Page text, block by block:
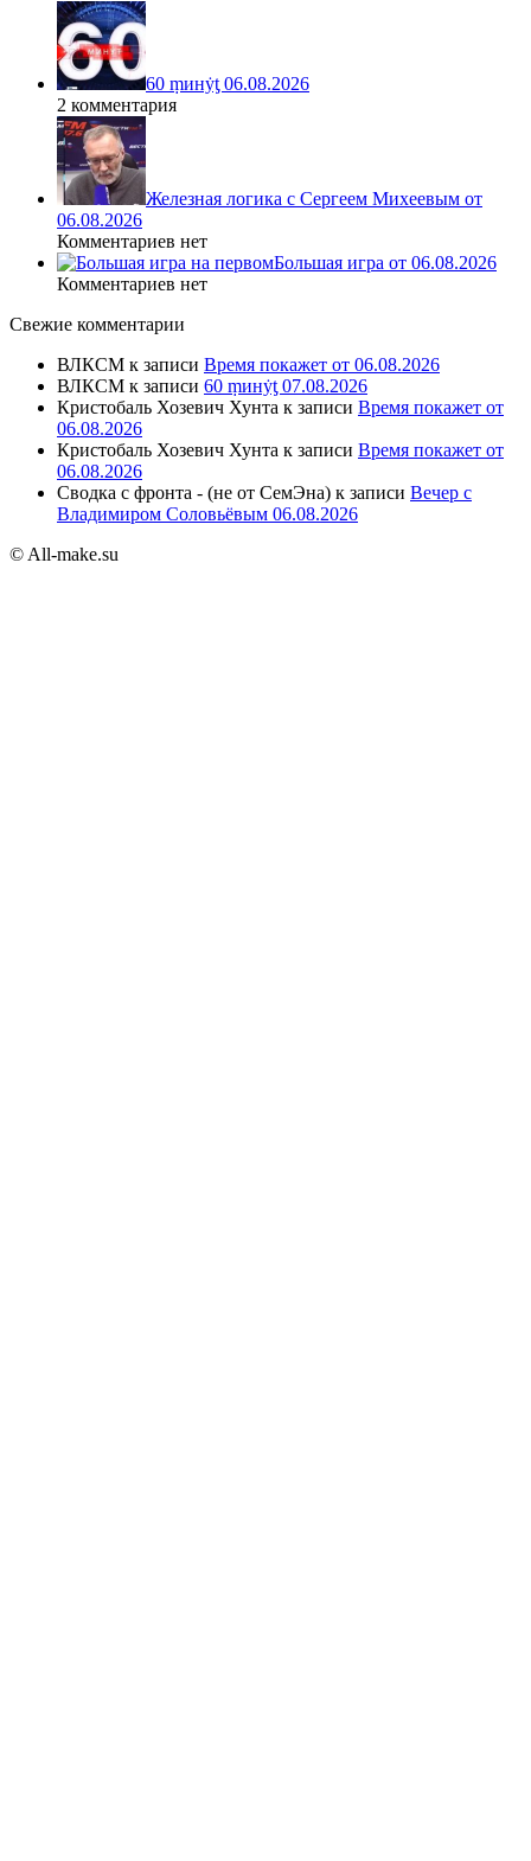
60 ṃинẏƫ 06.08.2026
2 комментария
Железная логика с Сергеем Михеевым от
06.08.2026
Комментариев нет
Большая игра от 06.08.2026
Комментариев нет
Свежие комментарии
ВЛКСМ к записи Время покажет от 06.08.2026
ВЛКСМ к записи 60 ṃинẏƫ 07.08.2026
Кристобаль Хозевич Хунта к записи Время покажет от
06.08.2026
Кристобаль Хозевич Хунта к записи Время покажет от
06.08.2026
Сводка с фронта - (не от СемЭна) к записи Вечер с
Владимиром Соловьёвым 06.08.2026
© All-make.su